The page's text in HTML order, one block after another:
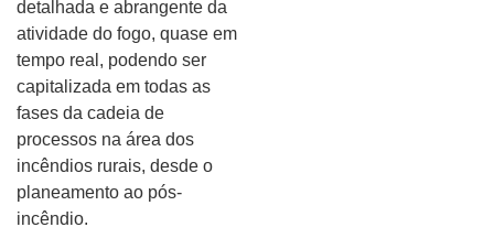
detalhada e abrangente da
atividade do fogo, quase em
tempo real, podendo ser
capitalizada em todas as
fases da cadeia de
processos na área dos
incêndios rurais, desde o
planeamento ao pós-
incêndio.